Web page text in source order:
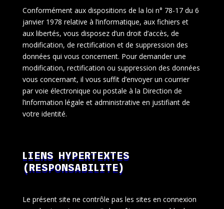
Conformément aux dispositions de la loi n° 78-17 du 6
janvier 1978 relative à l’informatique, aux fichiers et
aux libertés, vous disposez d’un droit d’accès, de
modification, de rectification et de suppression des
données qui vous concernent. Pour demander une
modification, rectification ou suppression des données
vous concernant, il vous suffit d’envoyer un courrier
par voie électronique ou postale à la Direction de
l’information légale et administrative en justifiant de
votre identité.
LIENS HYPERTEXTES
(RESPONSABILITE)
Le présent site ne contrôle pas les sites en connexion